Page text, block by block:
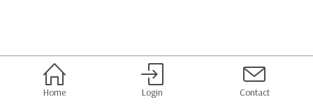
Home Login Contact